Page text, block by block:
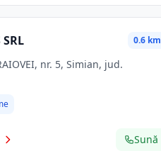
SRL 0.6 km
Sună